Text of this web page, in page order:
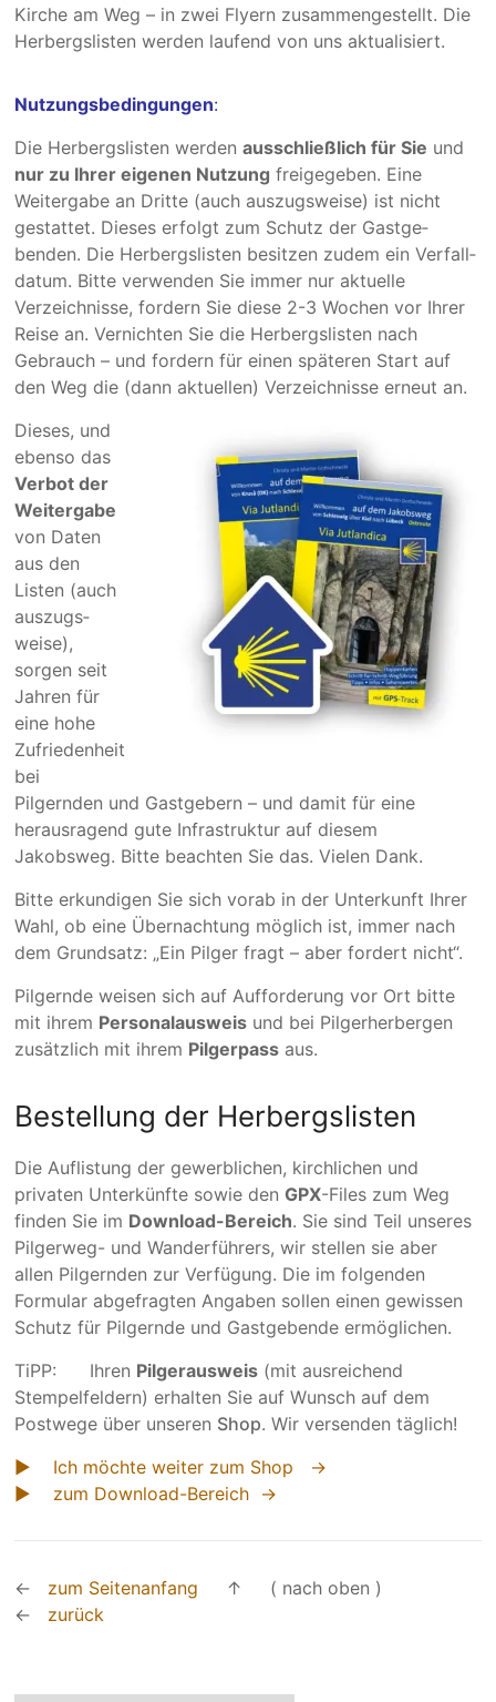
Kirche am Weg – in zwei Flyern zusam­­men­gestellt. Die
Herbergs­­listen werden lau­fend von uns aktuali­siert.
Nutzungsbedingungen:
Die Herbergslisten werdenausschließlich für Sie und
nur zu Ihrer eigenen Nutzung freigegeben. Eine
Weiter­gabe an Dritte (auch auszugs­weise) ist nicht
gestattet. Dieses erfolgt zum Schutz der Gast­ge­
benden. Die Herbergs­listen besitzen zudem ein Verfall­
datum. Bitte verwen­den Sie immer nur aktuelle
Verzeich­nisse, fordern Sie diese 2-3 Wochen vor Ihrer
Reise an. Vernichten Sie die Herbergs­listen nach
Gebrauch – und for­dern für einen späteren Start auf
den Weg die (dann aktuellen) Verzeich­nisse erneut an.
Dieses, und
ebenso das
Verbot der
Weiter­gabe
von Daten
aus den
Listen (auch
auszugs­
weise),
sorgen seit
Jahren für
eine hohe
Zufrieden­heit
bei
Pilgernden und Gastgebern – und damit für eine
heraus­ragend gute Infra­struktur auf diesem
Jakobsweg. Bitte beachten Sie das. Vielen Dank.
Bitte erkun­­digen Sie sich vorab in der Unterkunft Ihrer
Wahl, ob eine Übernachtung möglich ist, im­mer nach
dem Grund­­satz: „Ein Pilger fragt – aber fordert nicht“.
Pilgernde weisen sich auf Aufforderung vor Ort bitte
mit ihrem Personalausweis und bei Pilgerherbergen
zusätzlich mit ihrem Pilgerpass aus.
Bestellung der Herbergslisten
Die Auflistung der gewerb­lichen, kirch­lichen und
privaten Unter­künfte sowie den GPX-Files zum Weg
finden Sie im Download-Bereich. Sie sind Teil unseres
Pilgerweg- und Wanderführers, wir stellen sie aber
allen Pilgernden zur Verfügung. Die im folgenden
Formular abgefragten Angaben sollen einen gewissen
Schutz für Pilgernde und Gastgebende ermöglichen.
TiPP: Ihren Pilgerausweis (mit ausreichend
Stempelfeldern) erhalten Sie auf Wunsch auf dem
Postwege über unseren Shop. Wir versenden täglich!
► Ich möchte weiter zum Shop →
► zum Download-Bereich →
← zum Seitenanfang ↑ ( nach oben )
← zurück